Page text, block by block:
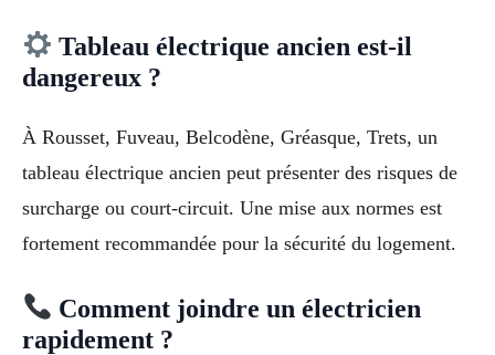
Tableau électrique ancien est-il
dangereux ?
À Rousset, Fuveau, Belcodène, Gréasque, Trets, un
tableau électrique ancien peut présenter des risques de
surcharge ou court-circuit. Une mise aux normes est
fortement recommandée pour la sécurité du logement.
Comment joindre un électricien
rapidement ?